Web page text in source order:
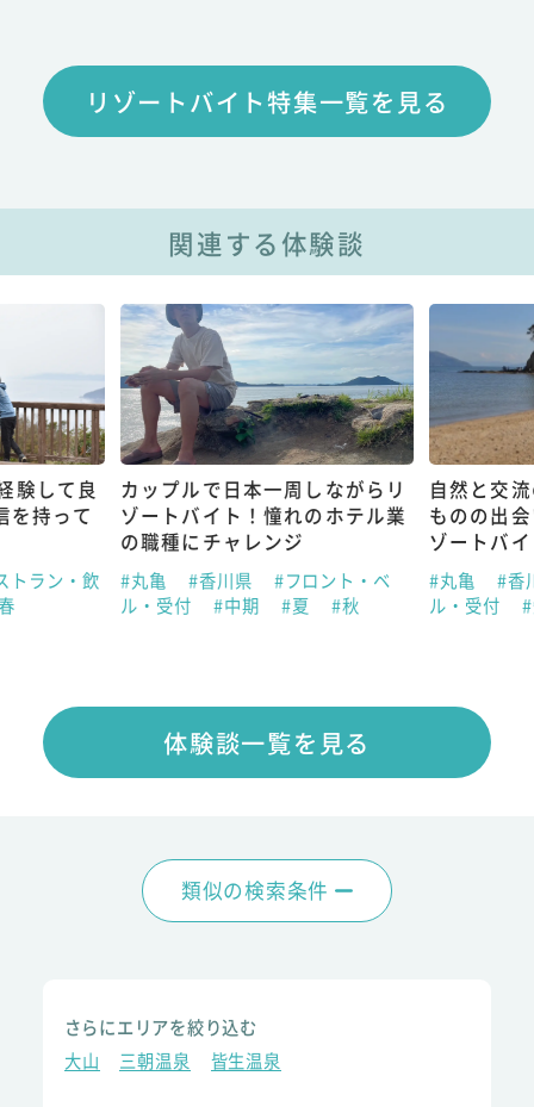
リゾートバイト特集一覧を見る
関連する体験談
験して良
を持って
トラン・飲
カップルで日本一周しながらリ
ゾートバイト！憧れのホテル業
の職種にチャレンジ
#丸亀 #香川県
#フロント・ベ
ル・受付
#中期 #夏 #秋
自然と交
ものの出
ゾートバ
#丸亀
#香
ル・受付
体験談一覧を見る
類似の検索条件
さらにエリアを絞り込む
大山
三朝温泉 皆生温泉